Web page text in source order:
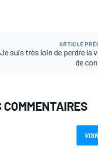
ARTICLE
suis très loin de perdre la
de